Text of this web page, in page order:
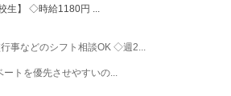
生】 ◇時給1180円 ...
事などのシフト相談OK ◇週2...
トを優先させやすいの...